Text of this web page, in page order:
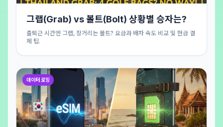
그랩(Grab) vs 볼트(Bolt) 상황별 승자는?
출퇴근 시간엔 그랩, 장거리는 볼트? 요금과 배차 속도 비교 및 현금 결
제 팁.
데이터 로밍